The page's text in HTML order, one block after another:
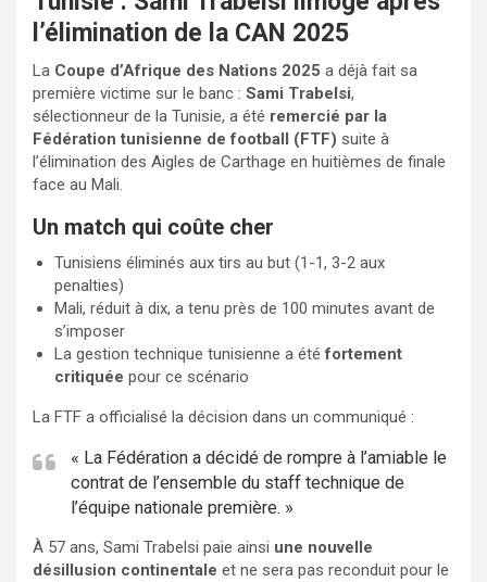
l’élimination de la CAN 2025
La Coupe d’Afrique des Nations 2025 a déjà fait sa
première victime sur le banc : Sami Trabelsi,
sélectionneur de la Tunisie, a été remercié par la
Fédération tunisienne de football (FTF) suite à
l’élimination des Aigles de Carthage en huitièmes de finale
face au Mali.
Un match qui coûte cher
Tunisiens éliminés aux tirs au but (1-1, 3-2 aux
penalties)
Mali, réduit à dix, a tenu près de 100 minutes avant de
s’imposer
La gestion technique tunisienne a étéfortement
critiquée pour ce scénario
La FTF a officialisé la décision dans un communiqué :
« La Fédération a décidé de rompre à l’amiable le
contrat de l’ensemble du staff technique de
l’équipe nationale première. »
À 57 ans, Sami Trabelsi paie ainsi une nouvelle
désillusion continentale et ne sera pas reconduit pour le